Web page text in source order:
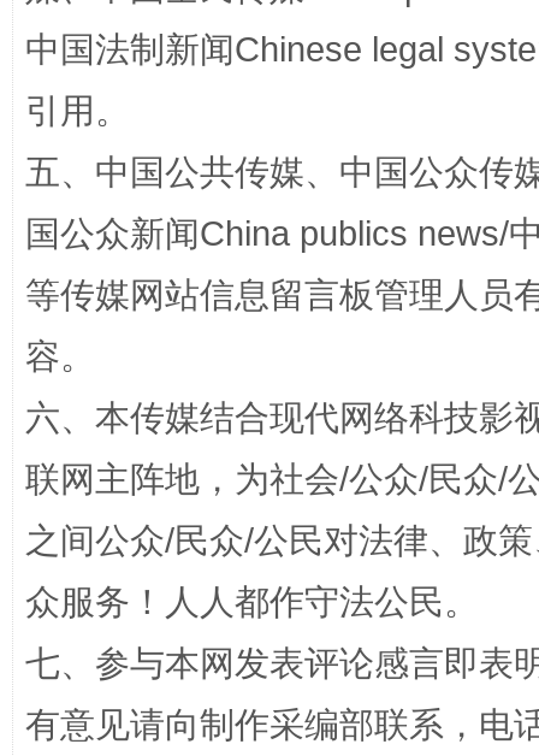
“蜀中异人”王建安的艺术幻境
中国法制新闻Chinese legal
引用。
五、中国公共传媒、中国公众传
国公众新闻China publics news/
等传媒网站信息留言板管理人员
容。
六、本传媒结合现代网络科技影
联网主阵地，为社会/公众/民众/
之间公众/民众/公民对法律、政
众服务！人人都作守法公民。
七、参与本网发表评论感言即表
有意见请向制作采编部联系，电